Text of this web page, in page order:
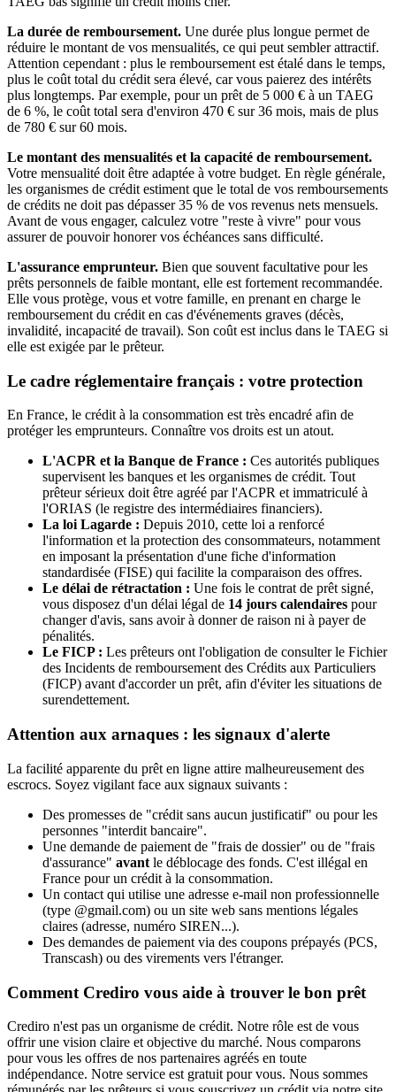
La durée de remboursement. Une durée plus longue permet de
réduire le montant de vos mensualités, ce qui peut sembler attractif.
Attention cependant : plus le remboursement est étalé dans le temps,
plus le coût total du crédit sera élevé, car vous paierez des intérêts
plus longtemps. Par exemple, pour un prêt de 5 000 € à un TAEG
de 6 %, le coût total sera d'environ 470 € sur 36 mois, mais de plus
de 780 € sur 60 mois.
Le montant des mensualités et la capacité de remboursement.
Votre mensualité doit être adaptée à votre budget. En règle générale,
les organismes de crédit estiment que le total de vos remboursements
de crédits ne doit pas dépasser 35 % de vos revenus nets mensuels.
Avant de vous engager, calculez votre "reste à vivre" pour vous
assurer de pouvoir honorer vos échéances sans difficulté.
L'assurance emprunteur. Bien que souvent facultative pour les
prêts personnels de faible montant, elle est fortement recommandée.
Elle vous protège, vous et votre famille, en prenant en charge le
remboursement du crédit en cas d'événements graves (décès,
invalidité, incapacité de travail). Son coût est inclus dans le TAEG si
elle est exigée par le prêteur.
Le cadre réglementaire français : votre protection
En France, le crédit à la consommation est très encadré afin de
protéger les emprunteurs. Connaître vos droits est un atout.
L'ACPR et la Banque de France : Ces autorités publiques
supervisent les banques et les organismes de crédit. Tout
prêteur sérieux doit être agréé par l'ACPR et immatriculé à
l'ORIAS (le registre des intermédiaires financiers).
La loi Lagarde : Depuis 2010, cette loi a renforcé
l'information et la protection des consommateurs, notamment
en imposant la présentation d'une fiche d'information
standardisée (FISE) qui facilite la comparaison des offres.
Le délai de rétractation : Une fois le contrat de prêt signé,
vous disposez d'un délai légal de 14 jours calendaires pour
changer d'avis, sans avoir à donner de raison ni à payer de
pénalités.
Le FICP : Les prêteurs ont l'obligation de consulter le Fichier
des Incidents de remboursement des Crédits aux Particuliers
(FICP) avant d'accorder un prêt, afin d'éviter les situations de
surendettement.
Attention aux arnaques : les signaux d'alerte
La facilité apparente du prêt en ligne attire malheureusement des
escrocs. Soyez vigilant face aux signaux suivants :
Des promesses de "crédit sans aucun justificatif" ou pour les
personnes "interdit bancaire".
Une demande de paiement de "frais de dossier" ou de "frais
d'assurance" avant le déblocage des fonds. C'est illégal en
France pour un crédit à la consommation.
Un contact qui utilise une adresse e-mail non professionnelle
(type @gmail.com) ou un site web sans mentions légales
claires (adresse, numéro SIREN...).
Des demandes de paiement via des coupons prépayés (PCS,
Transcash) ou des virements vers l'étranger.
Comment Crediro vous aide à trouver le bon prêt
Crediro n'est pas un organisme de crédit. Notre rôle est de vous
offrir une vision claire et objective du marché. Nous comparons
pour vous les offres de nos partenaires agréés en toute
indépendance. Notre service est gratuit pour vous. Nous sommes